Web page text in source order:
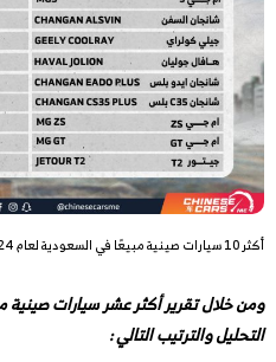
أكثر 10 سيارات صينية مبيعًا في السعودية لعام 2024!! جيلي امجراند تستمر في الصدارة
التحليل والترتيب التالي :